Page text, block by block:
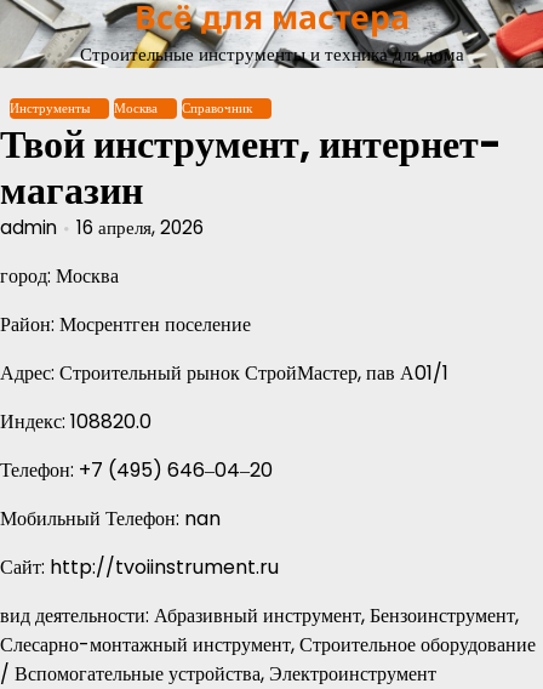
Перейти
содержимому
Всё для мастера
Строительные инструменты и техника для дома
Инструменты Москва Справочник
Твой инструмент, интернет-
магазин
admin 16 апреля, 2026
город: Москва
Район: Мосрентген поселение
Адрес: Строительный рынок СтройМастер, пав А01/1
Индекс: 108820.0
Телефон: +7 (495) 646‒04‒20
Мобильный Телефон: nan
Сайт: http://tvoiinstrument.ru
вид деятельности: Абразивный инструмент, Бензоинструмент,
Слесарно-монтажный инструмент, Строительное оборудование
/ Вспомогательные устройства, Электроинструмент